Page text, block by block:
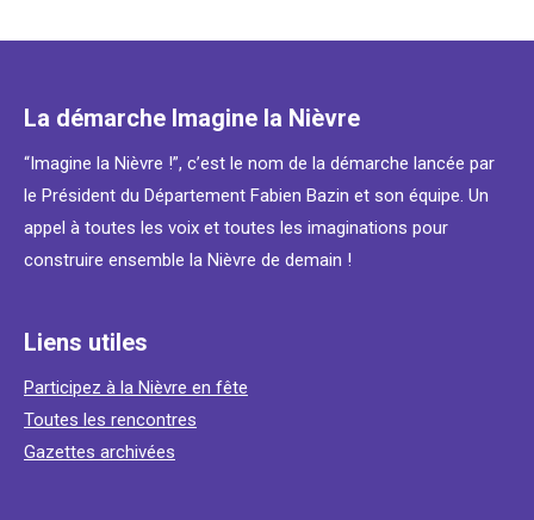
La démarche Imagine la Nièvre
“Imagine la Nièvre !”, c’est le nom de la démarche lancée par
le Président du Département Fabien Bazin et son équipe. Un
appel à toutes les voix et toutes les imaginations pour
construire ensemble la Nièvre de demain !
Liens utiles
Participez à la Nièvre en fête
Toutes les rencontres
Gazettes archivées